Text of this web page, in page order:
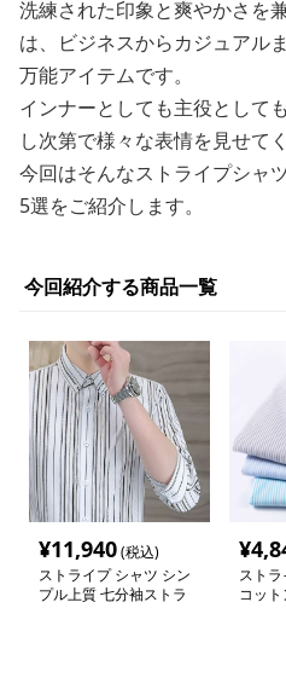
洗練された印象と爽やかさを
は、ビジネスからカジュアル
万能アイテムです。
インナーとしても主役として
し次第で様々な表情を見せて
今回はそんなストライプシャ
5選をご紹介します。
今回紹介する商品一覧
¥11,940(税込)
ストライプ シャツ シン
プル上質 七分袖ストラ
¥
スト
コッ